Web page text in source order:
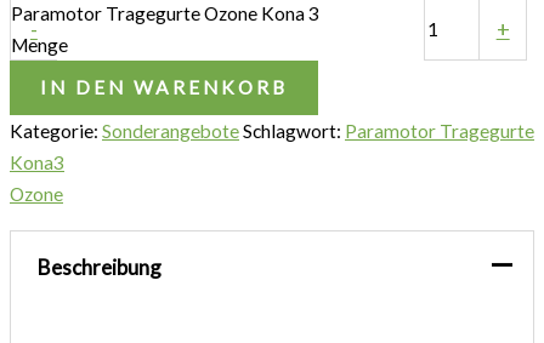
-
Paramotor Tragegurte Ozone Kona 3
Menge
+
IN DEN WARENKORB
Kategorie: SonderangeboteSchlagwort: Paramotor Tragegurte
Kona3
Ozone
Beschreibung